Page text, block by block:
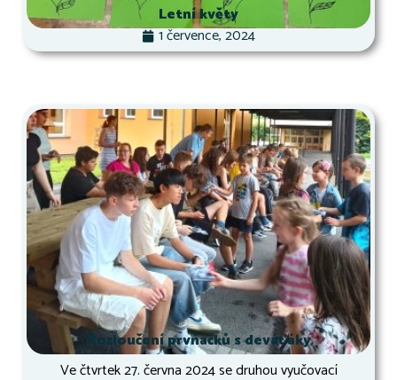
Letní květy
1 července, 2024
Rozloučení prvňáčků s deváťáky
Ve čtvrtek 27. června 2024 se druhou vyučovací